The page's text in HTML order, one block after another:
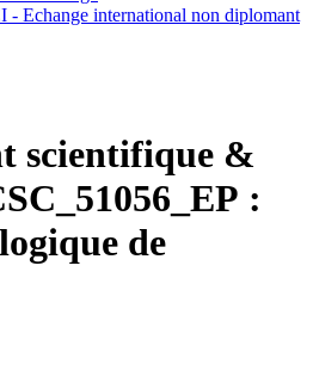
- Echange international non diplomant
scientifique &
:
de